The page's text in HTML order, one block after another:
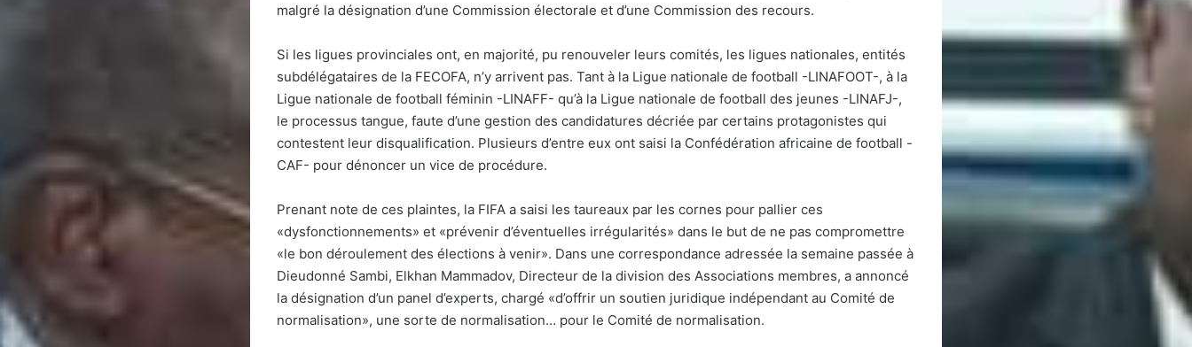
malgré la désignation d’une Commission électorale et d’une Commission des recours.
Si les ligues provinciales ont, en majorité, pu renouveler leurs comités, les ligues nationales, entités
subdélégataires de la FECOFA, n’y arrivent pas. Tant à la Ligue nationale de football -LINAFOOT-, à la
Ligue nationale de football féminin -LINAFF- qu’à la Ligue nationale de football des jeunes -LINAFJ-,
le processus tangue, faute d’une gestion des candidatures décriée par certains protagonistes qui
contestent leur disqualification. Plusieurs d’entre eux ont saisi la Confédération africaine de football -
CAF- pour dénoncer un vice de procédure.
Prenant note de ces plaintes, la FIFA a saisi les taureaux par les cornes pour pallier ces
«dysfonctionnements» et «prévenir d’éventuelles irrégularités» dans le but de ne pas compromettre
«le bon déroulement des élections à venir». Dans une correspondance adressée la semaine passée à
Dieudonné Sambi, Elkhan Mammadov, Directeur de la division des Associations membres, a annoncé
la désignation d’un panel d’experts, chargé «d’offrir un soutien juridique indépendant au Comité de
normalisation», une sorte de normalisation… pour le Comité de normalisation.